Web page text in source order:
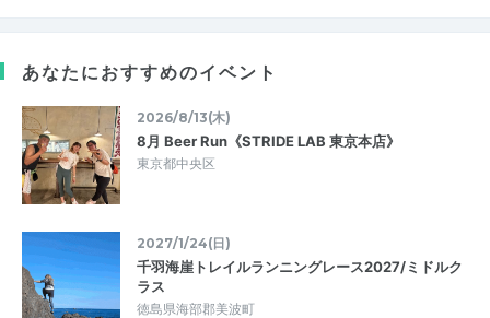
あなたにおすすめのイベント
2026/8/13(木)
8月 Beer Run《STRIDE LAB 東京本店》
東京都中央区
2027/1/24(日)
千羽海崖トレイルランニングレース2027/ミドルク
ラス
徳島県海部郡美波町